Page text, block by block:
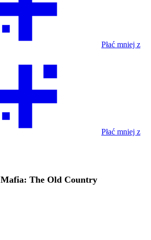
Płać mniej z
Płać mniej z
Mafia: The Old Country